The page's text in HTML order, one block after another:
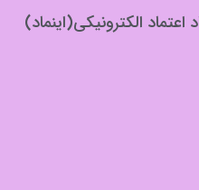
اعتماد الکترونیکی(اینماد)